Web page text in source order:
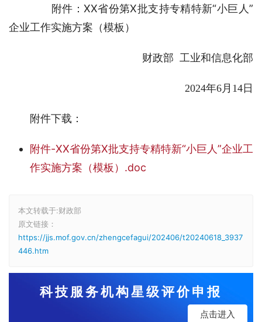
附件：XX省份第X批支持专精特新“小巨人”
企业工作实施方案（模板）
财政部 工业和信息化部
2024年6月14日
附件下载：
附件-XX省份第X批支持专精特新“小巨人”企业工
作实施方案（模板）.doc
本文转载于:财政部
原文链接：
https://jjs.mof.gov.cn/zhengcefagui/202406/t20240618_3937
446.htm
科技服务机构星级评价申报
点击进入